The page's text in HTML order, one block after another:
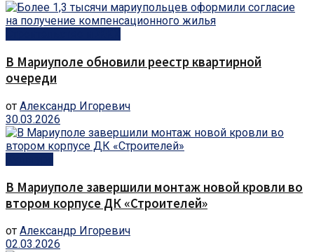
В Мариуполе обновили реестр квартирной
очереди
от Александр Игоревич
30.03.2026
В Мариуполе завершили монтаж новой кровли во
втором корпусе ДК «Строителей»
от Александр Игоревич
02.03.2026